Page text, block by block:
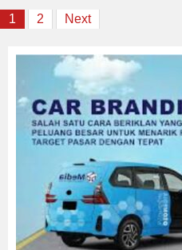
Posts
1 2 Next